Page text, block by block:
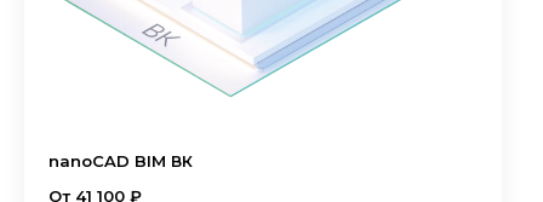
nanoCAD BIM ВК
От 41 100 ₽